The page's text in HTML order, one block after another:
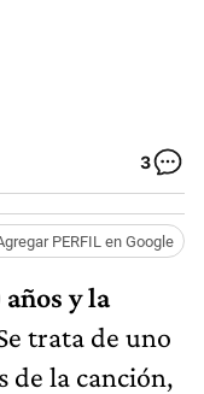
3
PERFIL en Google
y la
trata de uno
de la canción,